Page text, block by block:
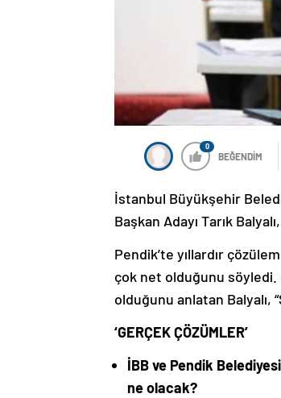
0
BEĞENDİM
İstanbul Büyükşehir
Başkan Adayı Tarık
Pendik’te yıllardır
çok net olduğunu söyledi.
olduğunu anlatan Balyalı,
‘GERÇEK ÇÖZÜMLER’
İBB ve Pendik
ne olacak?